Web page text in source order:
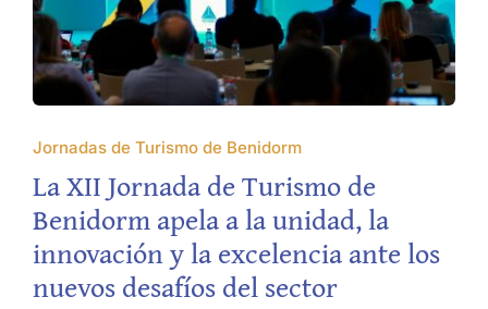
Jornadas de Turismo de Benidorm
La XII Jornada de Turismo de
Benidorm apela a la unidad, la
innovación y la excelencia ante los
nuevos desafíos del sector